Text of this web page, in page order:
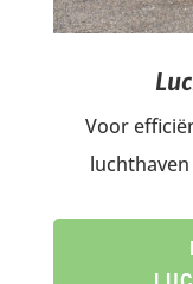
Voor